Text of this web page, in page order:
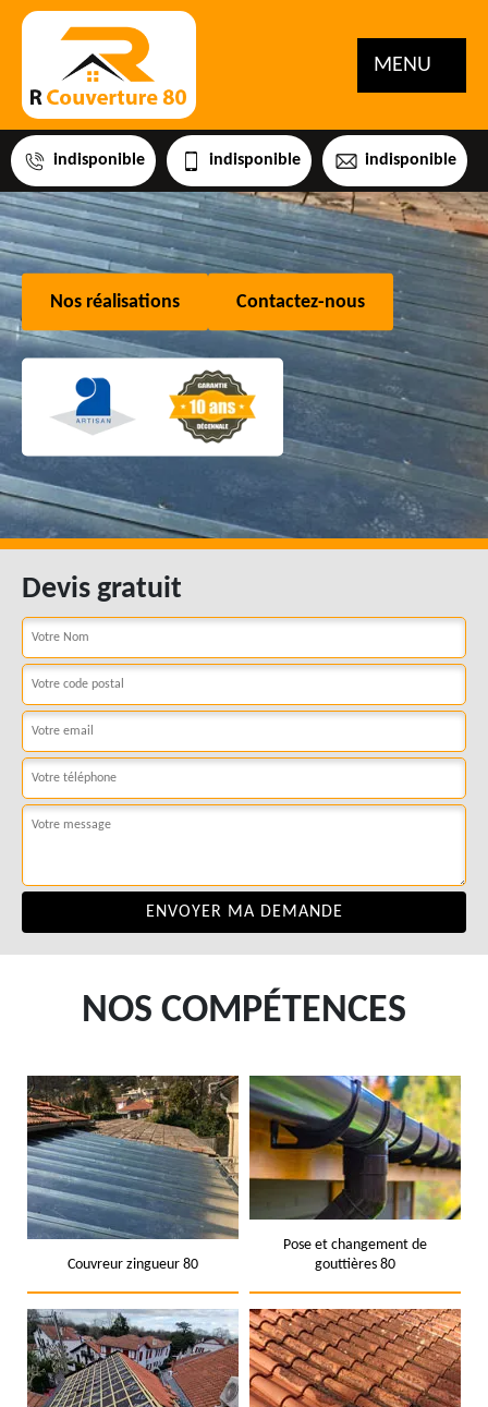
MENU
indisponible indisponible indisponible
Nos réalisations Contactez-nous
Devis gratuit
NOS COMPÉTENCES
Couvreur zingueur 80
Pose et changement de
gouttières 80